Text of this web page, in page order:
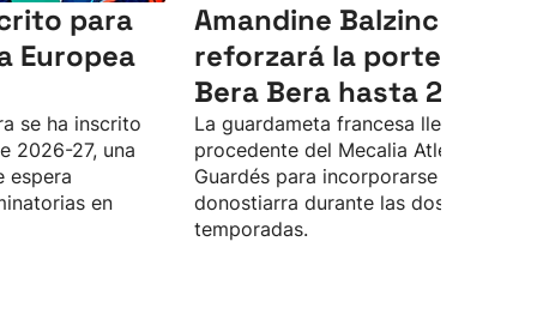
para
Europea
se ha inscrito
2026-27, una
espera
en
Amandine Balzinc
reforzará la portería del
Bera Bera hasta 2028
La guardameta francesa llega
procedente del Mecalia Atlético
Guardés para incorporarse al
donostiarra durante las dos próximas
temporadas.